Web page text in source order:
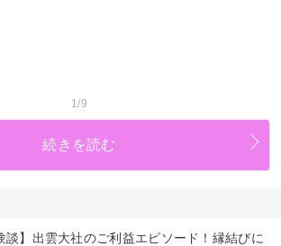
1/9
続きを読む
談】出雲大社のご利益エピソード！縁結びに